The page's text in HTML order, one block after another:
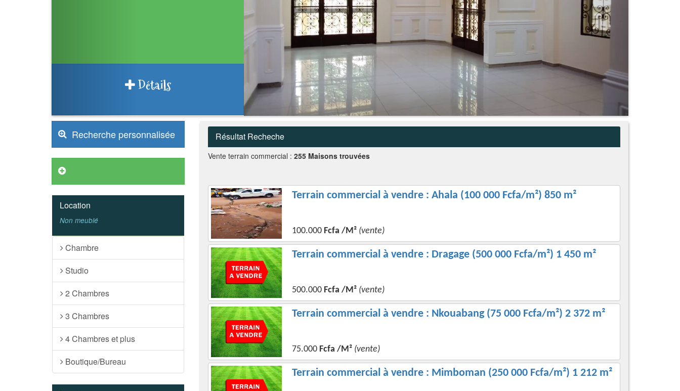
Détails
Recherche personnalisée
Location
Non meublé
Chambre
Studio
2 Chambres
3 Chambres
4 Chambres et plus
Boutique/Bureau
Résultat Recheche
Vente terrain commercial : 255 Maisons trouvées
Terrain commercial à vendre : Ahala (100 000 Fcfa/m²) 850 m²
100.000 Fcfa /M² (vente)
Terrain commercial à vendre : Dragage (500 000 Fcfa/m²) 1 450 m²
500.000 Fcfa /M² (vente)
Terrain commercial à vendre : Nkouabang (75 000 Fcfa/m²) 2 372 m²
75.000 Fcfa /M² (vente)
Terrain commercial à vendre : Mimboman (250 000 Fcfa/m²) 1 212 m²